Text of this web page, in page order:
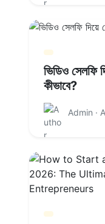
ভিডিও সেলফি
কীভাবে?
Admin ·